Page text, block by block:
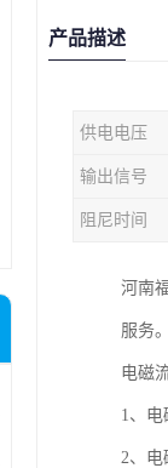
产品描述
供电电压
输出信号
阻尼时间
河南
服务
电磁
1、
2、电